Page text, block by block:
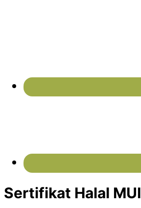
Sertifikat Halal MUI